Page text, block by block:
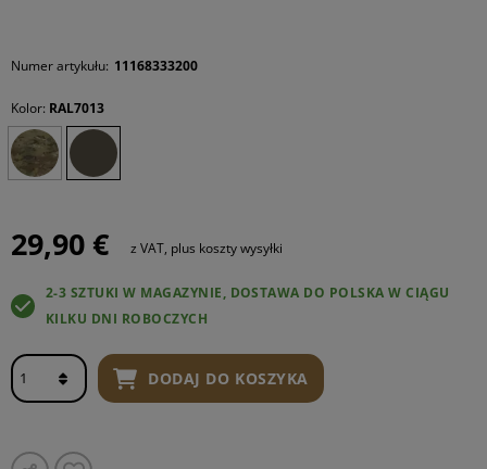
Numer artykułu: 11168333200
Kolor: RAL7013
29,90 € z VAT, plus koszty wysyłki
2-3 SZTUKI W MAGAZYNIE, DOSTAWA DO POLSKA W CIĄGU
KILKU DNI ROBOCZYCH
DODAJ DO KOSZYKA